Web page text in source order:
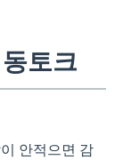
토크
안적으면 감